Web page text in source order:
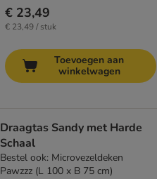
€ 23,49
€ 23,49 / stuk
Toevoegen aan
winkelwagen
Draagtas Sandy met Harde
Schaal
Bestel ook: Microvezeldeken
Pawzzz (L 100 x B 75 cm)